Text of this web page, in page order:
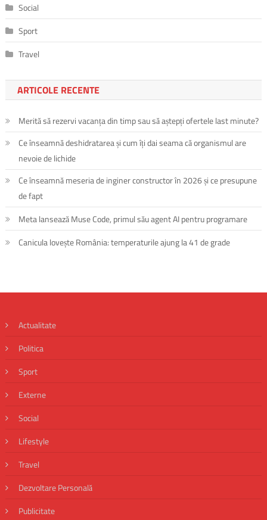
Social
Sport
Travel
ARTICOLE RECENTE
Merită să rezervi vacanța din timp sau să aștepți ofertele last minute?
Ce înseamnă deshidratarea și cum îți dai seama că organismul are
nevoie de lichide
Ce înseamnă meseria de inginer constructor în 2026 și ce presupune
de fapt
Meta lansează Muse Code, primul său agent AI pentru programare
Canicula lovește România: temperaturile ajung la 41 de grade
Actualitate
Politica
Sport
Externe
Social
Lifestyle
Travel
Dezvoltare Personală
Publicitate